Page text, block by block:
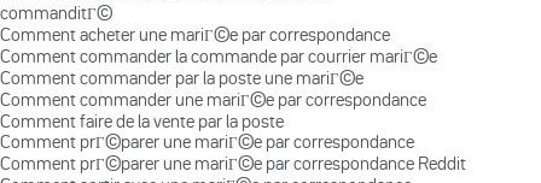
commanditГ©
Comment acheter une mariГ©e par correspondance
Comment commander la commande par courrier mariГ©e
Comment commander par la poste une mariГ©e
Comment commander une mariГ©e par correspondance
Comment faire de la vente par la poste
Comment prГ©parer une mariГ©e par correspondance
Comment prГ©parer une mariГ©e par correspondance Reddit